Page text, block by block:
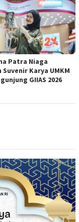
Patra Niaga
Karya UMKM
GIIAS 2026